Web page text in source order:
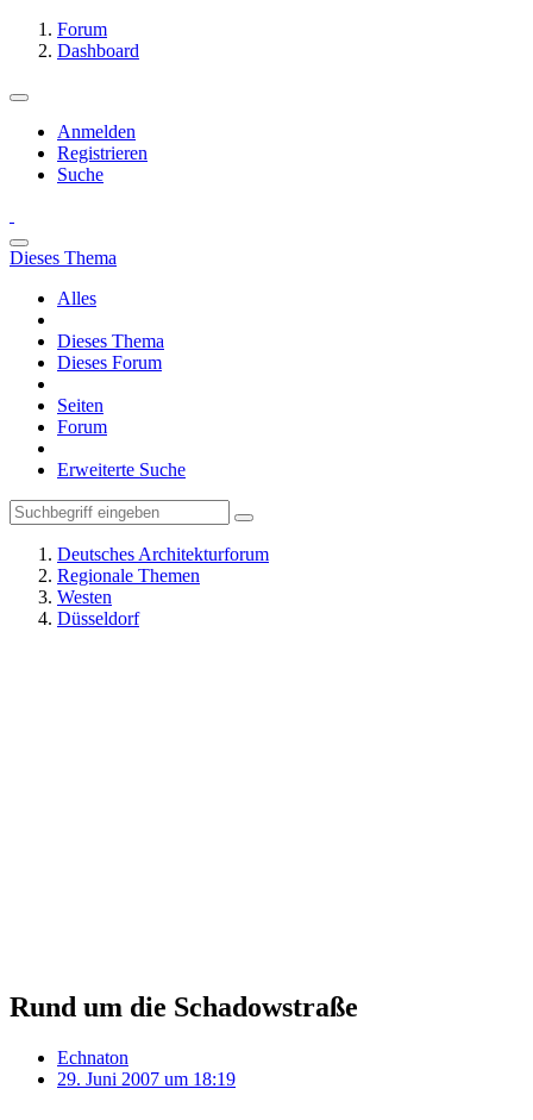
Forum
Dashboard
Anmelden
Registrieren
Suche
Dieses Thema
Alles
Dieses Thema
Dieses Forum
Seiten
Forum
Erweiterte Suche
Deutsches Architekturforum
Regionale Themen
Westen
Düsseldorf
Rund um die Schadowstraße
Echnaton
29. Juni 2007 um 18:19